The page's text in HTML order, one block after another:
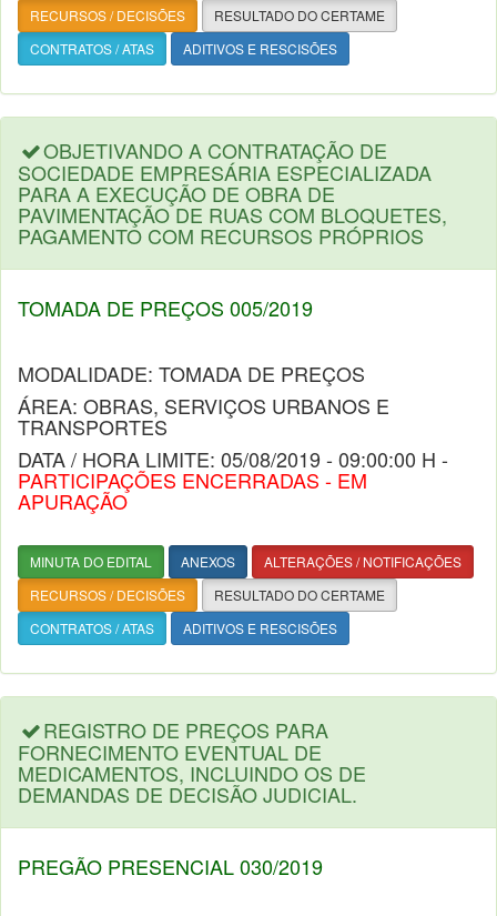
RECURSOS / DECISÕES
RESULTADO DO CERTAME
CONTRATOS / ATAS
ADITIVOS E RESCISÕES
OBJETIVANDO A CONTRATAÇÃO DE
SOCIEDADE EMPRESÁRIA ESPECIALIZADA
PARA A EXECUÇÃO DE OBRA DE
PAVIMENTAÇÃO DE RUAS COM BLOQUETES,
PAGAMENTO COM RECURSOS PRÓPRIOS
TOMADA DE PREÇOS 005/2019
MODALIDADE: TOMADA DE PREÇOS
ÁREA: OBRAS, SERVIÇOS URBANOS E
TRANSPORTES
DATA / HORA LIMITE: 05/08/2019 - 09:00:00 H -
PARTICIPAÇÕES ENCERRADAS - EM
APURAÇÃO
MINUTA DO EDITAL ANEXOS
ALTERAÇÕES / NOTIFICAÇÕES
RECURSOS / DECISÕES
RESULTADO DO CERTAME
CONTRATOS / ATAS
ADITIVOS E RESCISÕES
REGISTRO DE PREÇOS PARA
FORNECIMENTO EVENTUAL DE
MEDICAMENTOS, INCLUINDO OS DE
DEMANDAS DE DECISÃO JUDICIAL.
PREGÃO PRESENCIAL 030/2019